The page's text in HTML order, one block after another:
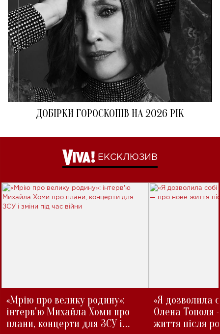
ДОБІРКИ ГОРОСКОПІВ НА 2026 РІК
ЕКСКЛЮЗИВ
«Мрію про велику родину»:
інтерв'ю Михайла Хоми про
плани, концерти для ЗСУ і
«Я дозволила
Олена Тополя
життя після